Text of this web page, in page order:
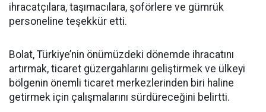
ihracatçılara, taşımacılara, şoförlere ve gümrük
personeline teşekkür etti.
Bolat, Türkiye’nin önümüzdeki dönemde ihracatını
artırmak, ticaret güzergahlarını geliştirmek ve ülkeyi
bölgenin önemli ticaret merkezlerinden biri haline
getirmek için çalışmalarını sürdüreceğini belirtti.